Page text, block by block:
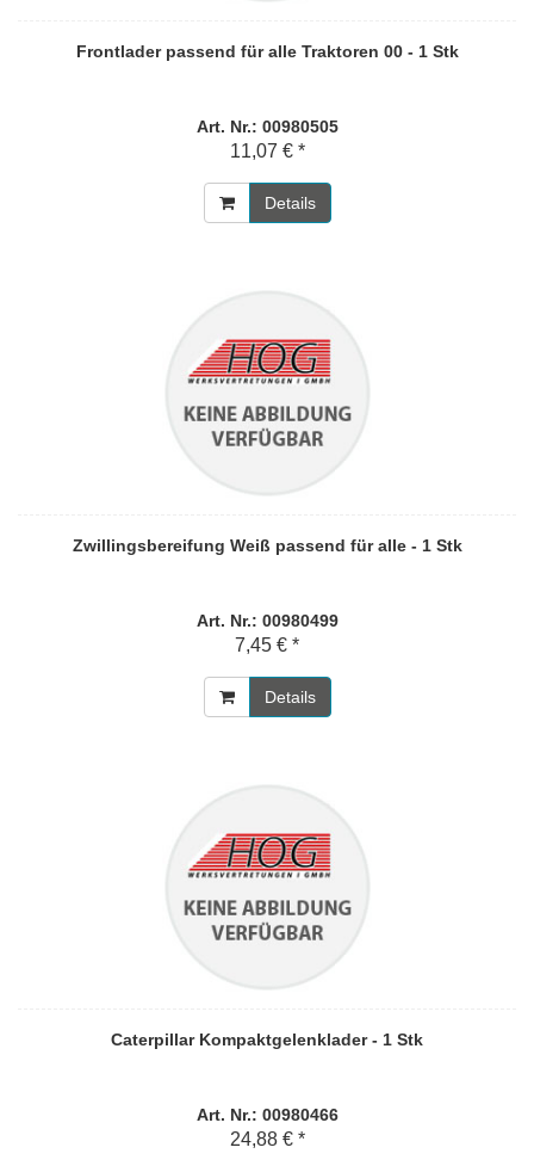
Frontlader passend für alle Traktoren 00 - 1 Stk
Art. Nr.: 00980505
11,07 € *
Details
Zwillingsbereifung Weiß passend für alle - 1 Stk
Art. Nr.: 00980499
7,45 € *
Details
Caterpillar Kompaktgelenklader - 1 Stk
Art. Nr.: 00980466
24,88 € *